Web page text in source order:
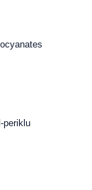
periklu